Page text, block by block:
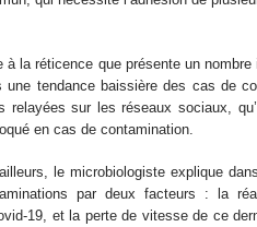
à la réticence que présente un
une tendance baissière des cas de
relayées sur les réseaux sociaux,
en cas de contamination.
le microbiologiste explique
par deux facteurs : la
19, et la perte de vitesse de ce